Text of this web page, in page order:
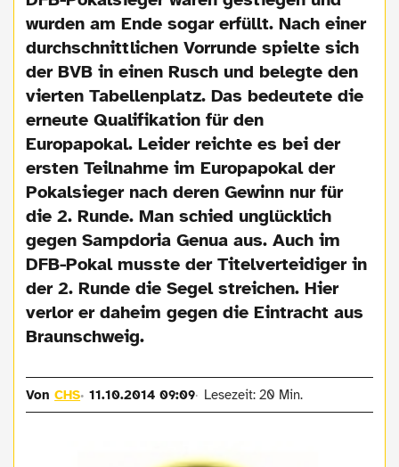
wurden am Ende sogar erfüllt. Nach einer
durchschnittlichen Vorrunde spielte sich
der BVB in einen Rusch und belegte den
vierten Tabellenplatz. Das bedeutete die
erneute Qualifikation für den
Europapokal. Leider reichte es bei der
ersten Teilnahme im Europapokal der
Pokalsieger nach deren Gewinn nur für
die 2. Runde. Man schied unglücklich
gegen Sampdoria Genua aus. Auch im
DFB-Pokal musste der Titelverteidiger in
der 2. Runde die Segel streichen. Hier
verlor er daheim gegen die Eintracht aus
Braunschweig.
VonCHS 11.10.2014 09:09 Lesezeit: 20 Min.